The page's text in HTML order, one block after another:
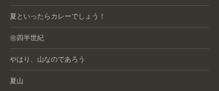
夏といったらカレーでしょう！
㊗️四半世紀
やはり、山なのであろう
夏山